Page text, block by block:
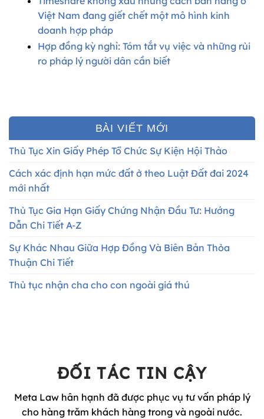
Việt Nam đang giết chết một mô hình kinh
doanh hợp pháp
Hợp đồng kỳ nghỉ: Tóm tắt vụ việc và những rủi
ro pháp lý người dân cần biết
BÀI VIẾT MỚI
Thủ Tục Xin Giấy Phép Tổ Chức Sự Kiện Hội Thảo
Cách xác định hạn mức đất ở theo Luật Đất đai 2024
mới nhất
Thủ Tục Gia Hạn Giấy Chứng Nhận Đầu Tư: Hướng
Dẫn Chi Tiết A-Z
Sự Khác Nhau Giữa Hợp Đồng Và Biên Bản Thỏa
Thuận Chi Tiết
Thủ tục nhận cha cho con ngoài giá thú
ĐỐI TÁC TIN CẬY
Meta Law hân hạnh đã được phục vụ tư vấn pháp lý
cho hàng trăm khách hàng trong và ngoài nước.